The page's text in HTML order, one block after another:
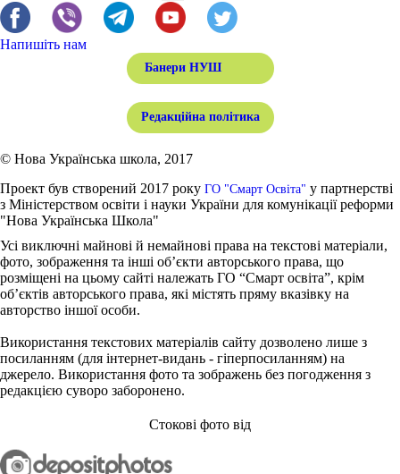
Напишіть нам
Банери НУШ
Редакційна політика
© Нова Українська школа, 2017
Проект був створений 2017 року ГО "Смарт Освіта" у партнерстві
з Міністерством освіти і науки України для комунікації реформи
"Нова Українська Школа"
Усі виключні майнові й немайнові права на текстові матеріали,
фото, зображення та інші об’єкти авторського права, що
розміщені на цьому сайті належать ГО “Смарт освіта”, крім
об’єктів авторського права, які містять пряму вказівку на
авторство іншої особи.
Використання текстових матеріалів сайту дозволено лише з
посиланням (для інтернет-видань - гіперпосиланням) на
джерело. Використання фото та зображень без погодження з
редакцією суворо заборонено.
Стокові фото від